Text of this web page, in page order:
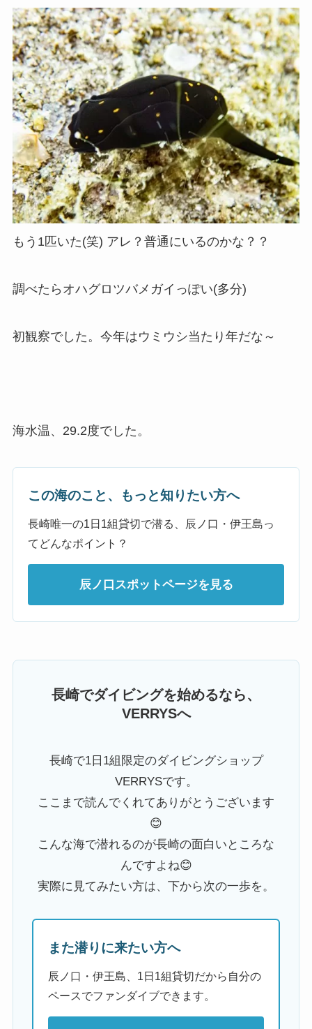
もう1匹いた(笑) アレ？普通にいるのかな？？
調べたらオハグロツバメガイっぽい(多分)
初観察でした。今年はウミウシ当たり年だな～
海水温、29.2度でした。
この海のこと、もっと知りたい方へ
長崎唯一の1日1組貸切で潜る、辰ノ口・伊王島っ
てどんなポイント？
辰ノ口スポットページを見る
長崎でダイビングを始めるなら、
VERRYSへ
長崎で1日1組限定のダイビングショップ
VERRYSです。
ここまで読んでくれてありがとうございます
😊
こんな海で潜れるのが長崎の面白いところな
んですよね😊
実際に見てみたい方は、下から次の一歩を。
また潜りに来たい方へ
辰ノ口・伊王島、1日1組貸切だから自分の
ペースでファンダイブできます。